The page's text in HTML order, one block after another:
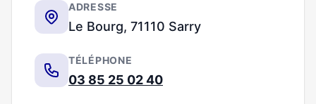
ADRESSE
Le Bourg, 71110 Sarry
TÉLÉPHONE
03 85 25 02 40